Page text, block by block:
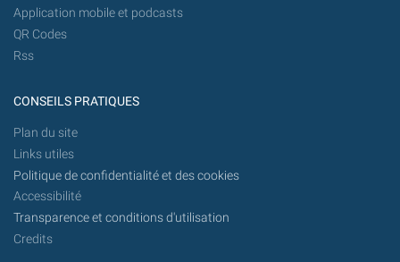
Application mobile et podcasts
QR Codes
Rss
CONSEILS PRATIQUES
Plan du site
Links utiles
Politique de confidentialité et des cookies
Accessibilité
Transparence et conditions d'utilisation
Credits